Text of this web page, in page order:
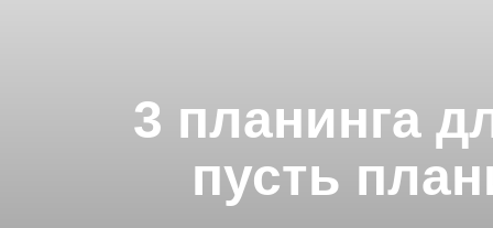
3 планинга
пусть